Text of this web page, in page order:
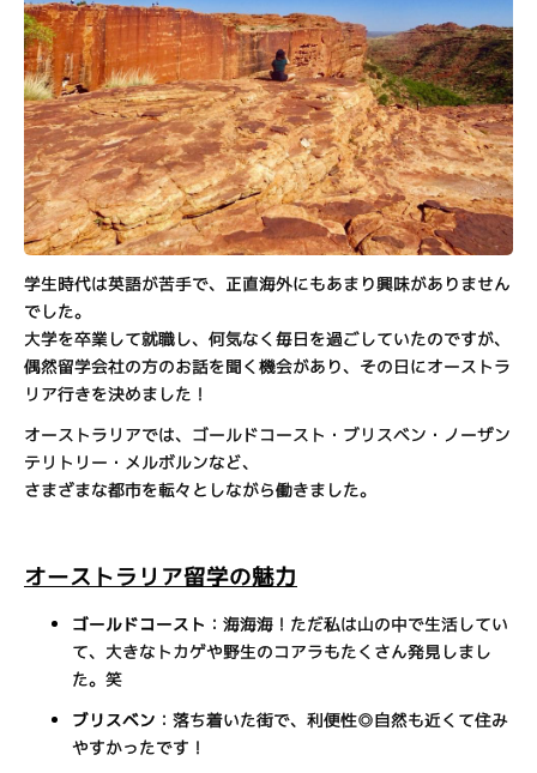
学生時代は英語が苦手で、正直海外にもあまり興味がありません
でした。
大学を卒業して就職し、何気なく毎日を過ごしていたのですが、
偶然留学会社の方のお話を聞く機会があり、その日にオーストラ
リア行きを決めました！
オーストラリアでは、ゴールドコースト・ブリスベン・ノーザン
テリトリー・メルボルンなど、
さまざまな都市を転々としながら働きました。
オーストラリア留学の魅力
ゴールドコースト ：海海海！ただ私は山の中で生活してい
て、大きなトカゲや野生のコアラもたくさん発見しまし
た。笑
ブリスベン ：落ち着いた街で、利便性◎自然も近くて住み
やすかったです！